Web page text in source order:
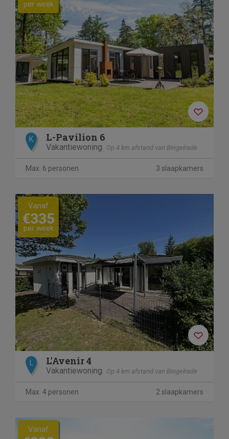
per week
K L-Pavilion 6
Vakantiewoning Op 4 km afstand van Bingelrade
Max. 6 personen 3 slaapkamers
Vanaf
€335
per week
L L'Avenir 4
Vakantiewoning Op 4 km afstand van Bingelrade
Max. 4 personen 2 slaapkamers
Vanaf